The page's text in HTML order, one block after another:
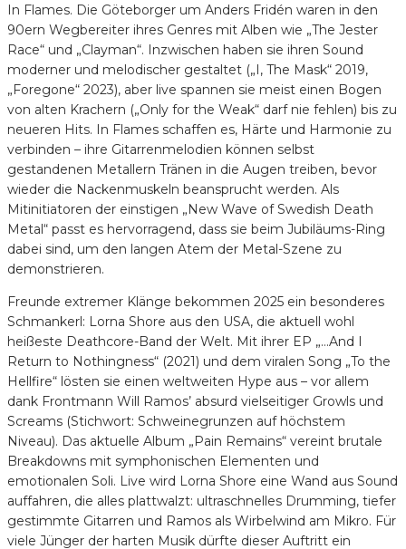
In Flames. Die Göteborger um Anders Fridén waren in den
90ern Wegbereiter ihres Genres mit Alben wie „The Jester
Race“ und „Clayman“. Inzwischen haben sie ihren Sound
moderner und melodischer gestaltet („I, The Mask“ 2019,
„Foregone“ 2023), aber live spannen sie meist einen Bogen
von alten Krachern („Only for the Weak“ darf nie fehlen) bis zu
neueren Hits. In Flames schaffen es, Härte und Harmonie zu
verbinden – ihre Gitarrenmelodien können selbst
gestandenen Metallern Tränen in die Augen treiben, bevor
wieder die Nackenmuskeln beansprucht werden. Als
Mitinitiatoren der einstigen „New Wave of Swedish Death
Metal“ passt es hervorragend, dass sie beim Jubiläums-Ring
dabei sind, um den langen Atem der Metal-Szene zu
demonstrieren.
Freunde extremer Klänge bekommen 2025 ein besonderes
Schmankerl: Lorna Shore aus den USA, die aktuell wohl
heißeste Deathcore-Band der Welt. Mit ihrer EP „…And I
Return to Nothingness“ (2021) und dem viralen Song „To the
Hellfire“ lösten sie einen weltweiten Hype aus – vor allem
dank Frontmann Will Ramos’ absurd vielseitiger Growls und
Screams (Stichwort: Schweinegrunzen auf höchstem
Niveau). Das aktuelle Album „Pain Remains“ vereint brutale
Breakdowns mit symphonischen Elementen und
emotionalen Soli. Live wird Lorna Shore eine Wand aus Sound
auffahren, die alles plattwalzt: ultraschnelles Drumming, tiefer
gestimmte Gitarren und Ramos als Wirbelwind am Mikro. Für
viele Jünger der harten Musik dürfte dieser Auftritt ein